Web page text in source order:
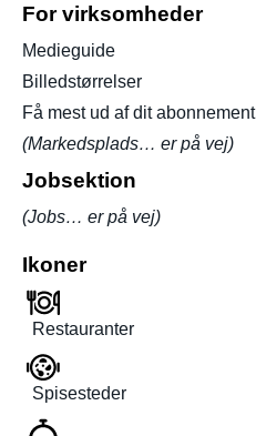
For virksomheder
Medieguide
Billedstørrelser
Få mest ud af dit abonnement
(Markedsplads… er på vej)
Jobsektion
(Jobs… er på vej)
Ikoner
Restauranter
Spisesteder